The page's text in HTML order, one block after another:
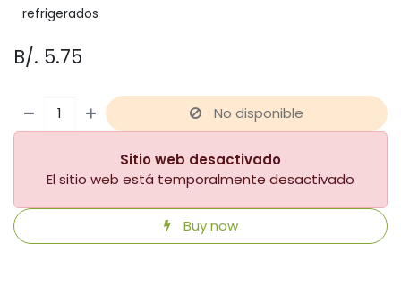
refrigerados
B/. 5.75
No disponible
Sitio web desactivado
El sitio web está temporalmente desactivado
Buy now